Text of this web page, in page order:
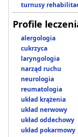
turnusy
Profile
alergologia
cukrzyca
laryngologia
narząd ruchu
neurologia
reumatologia
układ krążenia
układ nerwowy
układ oddechowy
układ pokarmowy